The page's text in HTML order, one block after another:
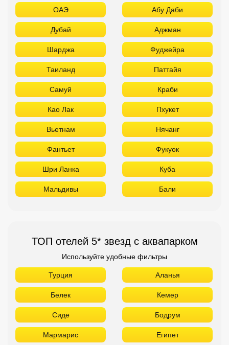
ОАЭ Абу Даби
Дубай Аджман
Шарджа Фуджейра
Таиланд Паттайя
Самуй Краби
Као Лак Пхукет
Вьетнам Нячанг
Фантьет Фукуок
Шри Ланка Куба
Мальдивы Бали
ТОП отелей 5* звезд с аквапарком
Используйте удобные фильтры
Турция Аланья
Белек Кемер
Сиде Бодрум
Мармарис Египет